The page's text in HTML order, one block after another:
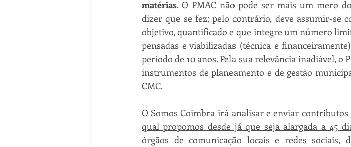
matérias. O PMAC não pode ser mais um mero
dizer que se fez; pelo contrário, deve assumir-se
objetivo, quantificado e que integre um número
pensadas e viabilizadas (técnica e
período de 10 anos. Pela sua relevância inadiável,
instrumentos de planeamento e de gestão
CMC.
O Somos Coimbra irá analisar e enviar
qual propomos desde já que seja alargada a 45
órgãos de comunicação locais e redes